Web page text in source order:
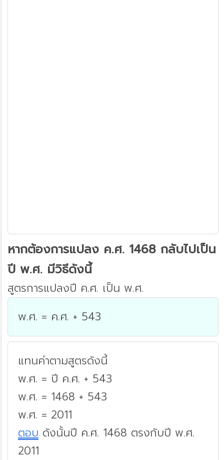
หากต้องการแปลง ค.ศ. 1468 กลับไปเป็น
ปี พ.ศ. มีวิธีดังนี้
สูตรการแปลงปี ค.ศ. เป็น พ.ศ.
พ.ศ. = ค.ศ. + 543
แทนค่าตามสูตรดังนี้
พ.ศ. = ปี ค.ศ. + 543
พ.ศ. = 1468 + 543
พ.ศ. = 2011
ตอบ ดังนั้นปี ค.ศ. 1468 ตรงกับปี พ.ศ.
2011